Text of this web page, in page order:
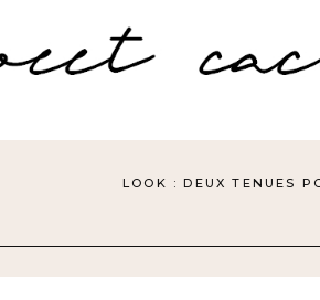
LOOK : DEUX TENUES